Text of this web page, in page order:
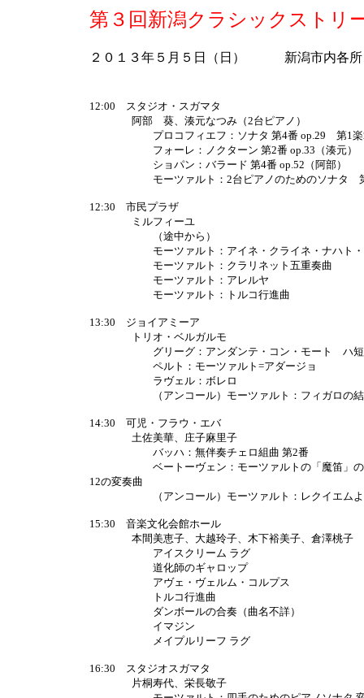
第３回新潟クラシックストリ
２０１３年５月５日（日） 新潟市内各所
12:00 スタジオ・スガマタ
阿部 葵、湊元なつみ（2台ピアノ）
プロコフィエフ：ソナタ 第4番 op.29 第1楽
フォーレ：ノクターン 第2番 op.33（湊元）
ショパン：バラード 第4番 op.52（阿部）
モーツァルト：2台ピアノのためのソナタ 第1
12:30 市民プラザ
ミルフィーユ
（途中から）
モーツァルト：アイネ・クライネ・ナハト・
モーツァルト：クラリネット五重奏曲
モーツァルト：アレルヤ
モーツァルト：トルコ行進曲
13:30 ジョイアミーア
トリオ・ベルガルモ
グリーグ：アンダンテ・コン・モート ハ短
ペルト：モーツァルト=アダージョ
ラヴェル：ボレロ
（アンコール）モーツァルト：フィガロの
14:30 可児・フラウ・エバ
土佐美華、庄子麻里子
バッハ：無伴奏チェロ組曲 第2番
ベートーヴェン：モーツァルトの「魔笛」の「
12の変奏曲
（アンコール）モーツァルト：レクイエムよ
15:30 音楽文化会館ホール
本間美恵子、大越玲子、木下裕美子、倉澤桃子
アイスクリーム ラグ
道化師のギャロップ
アヴェ・ヴェルム・コルプス
トルコ行進曲
ダンボールの合奏（曲名不詳）
イマジン
メイプルリーフ ラグ
16:30 スタジオスガマタ
片桐寿代、栄長敬子